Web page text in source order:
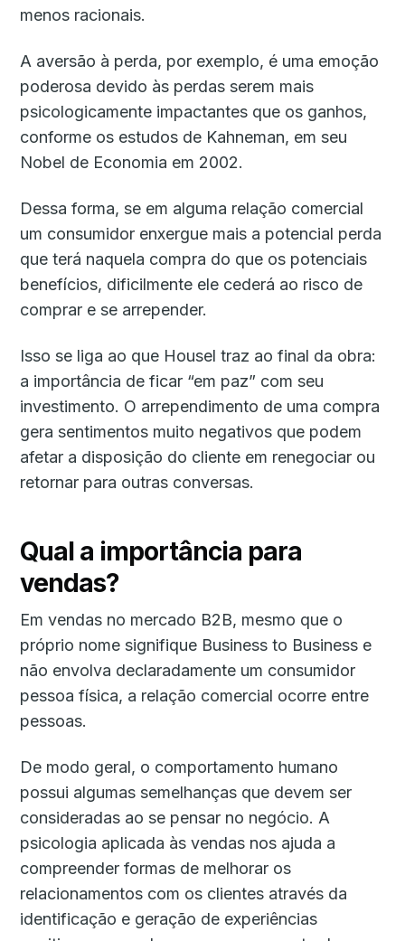
menos racionais.
A aversão à perda, por exemplo, é uma emoção
poderosa devido às perdas serem mais
psicologicamente impactantes que os ganhos,
conforme os estudos de Kahneman, em seu
Nobel de Economia em 2002.
Dessa forma, se em alguma relação comercial
um consumidor enxergue mais a potencial perda
que terá naquela compra do que os potenciais
benefícios, dificilmente ele cederá ao risco de
comprar e se arrepender.
Isso se liga ao que Housel traz ao final da obra:
a importância de ficar “em paz” com seu
investimento. O arrependimento de uma compra
gera sentimentos muito negativos que podem
afetar a disposição do cliente em renegociar ou
retornar para outras conversas.
Qual a importância para
vendas?
Em vendas no mercado B2B, mesmo que o
próprio nome signifique Business to Business e
não envolva declaradamente um consumidor
pessoa física, a relação comercial ocorre entre
pessoas.
De modo geral, o comportamento humano
possui algumas semelhanças que devem ser
consideradas ao se pensar no negócio. A
psicologia aplicada às vendas nos ajuda a
compreender formas de melhorar os
relacionamentos com os clientes através da
identificação e geração de experiências